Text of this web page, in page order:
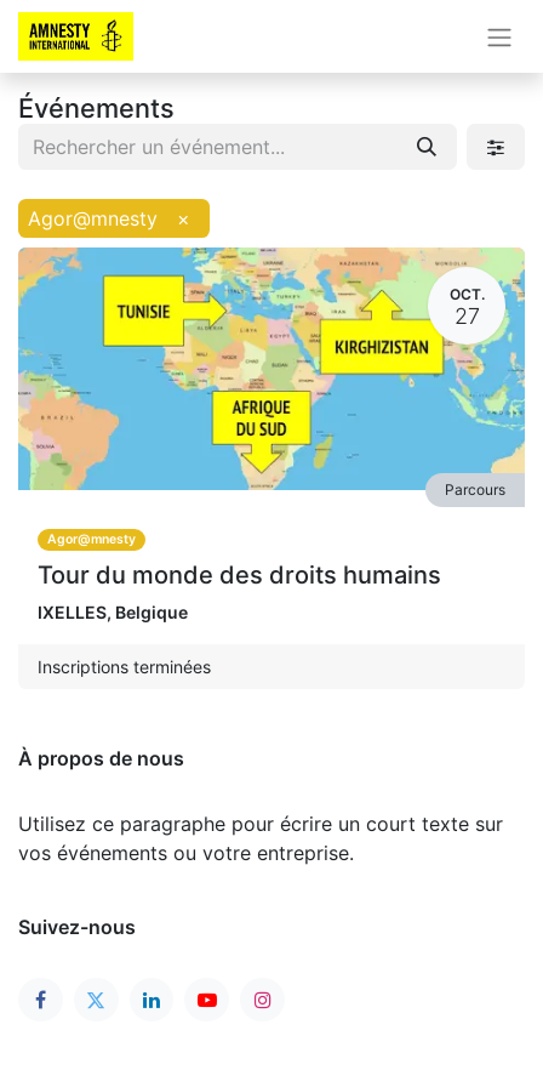
Événements
Agor@mnesty ×
OCT.
27
Agor@mnesty
Tour du monde des droits humains
Parcours
IXELLES, Belgique
Inscriptions terminées
À propos de nous
Utilisez ce paragraphe pour écrire un court texte sur
vos événements ou votre entreprise.
Suivez-nous